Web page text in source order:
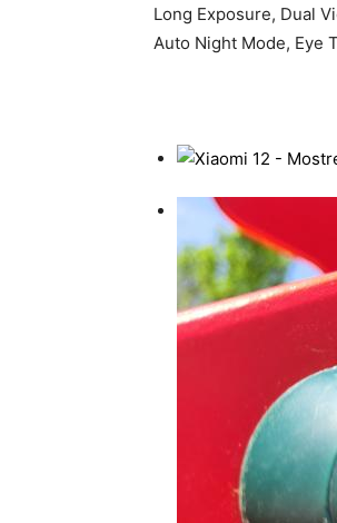
Long Exposure, Dual
Auto Night Mode, Eye